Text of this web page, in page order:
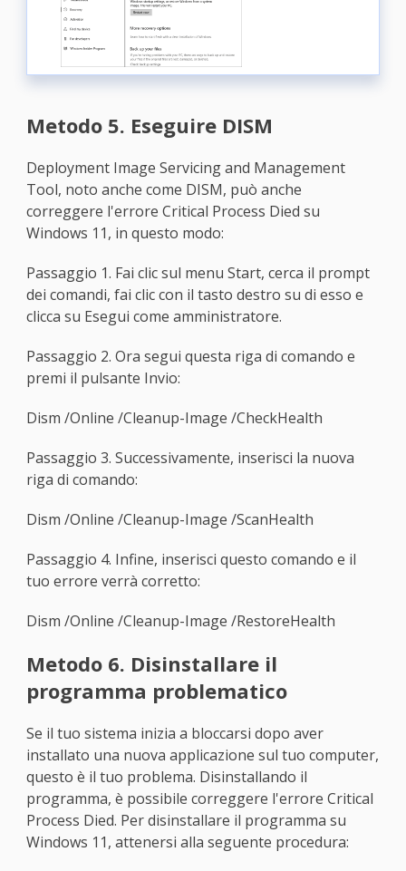
Metodo 5. Eseguire DISM
Deployment Image Servicing and Management
Tool, noto anche come DISM, può anche
correggere l'errore Critical Process Died su
Windows 11, in questo modo:
Passaggio 1. Fai clic sul menu Start, cerca il prompt
dei comandi, fai clic con il tasto destro su di esso e
clicca su Esegui come amministratore.
Passaggio 2. Ora segui questa riga di comando e
premi il pulsante Invio:
Dism /Online /Cleanup-Image /CheckHealth
Passaggio 3. Successivamente, inserisci la nuova
riga di comando:
Dism /Online /Cleanup-Image /ScanHealth
Passaggio 4. Infine, inserisci questo comando e il
tuo errore verrà corretto:
Dism /Online /Cleanup-Image /RestoreHealth
Metodo 6. Disinstallare il
programma problematico
Se il tuo sistema inizia a bloccarsi dopo aver
installato una nuova applicazione sul tuo computer,
questo è il tuo problema. Disinstallando il
programma, è possibile correggere l'errore Critical
Process Died. Per disinstallare il programma su
Windows 11, attenersi alla seguente procedura: